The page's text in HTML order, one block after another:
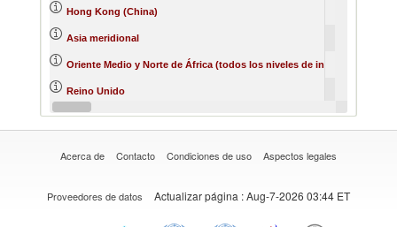
Hong Kong (China)
Asia meridional
Oriente Medio y Norte de África (todos los niveles de ingreso)
Reino Unido
República Democrática Alemana 228119
Acerca de Contacto Condiciones de uso Aspectos legales
Proveedores de datos Actualizar página : Aug-7-2026 03:44 ET